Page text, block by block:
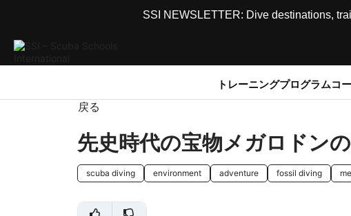
SSI NEWSLETTER: Dive destinations,
トレーニングプログラムコ
戻る
先史時代の宝物メガロドン
scuba diving environment adventure fossil diving